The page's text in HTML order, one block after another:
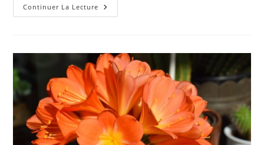
Continuer La Lecture Utile
En
Comment
Ça
Marche